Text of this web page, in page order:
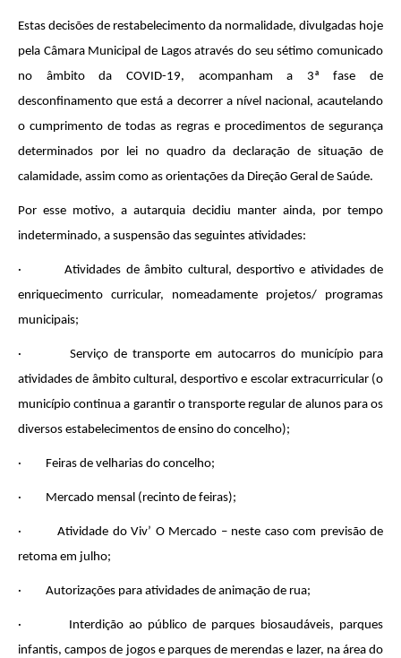
Estas decisões de restabelecimento da normalidade, divulgadas hoje
pela Câmara Municipal de Lagos através do seu sétimo comunicado
no âmbito da COVID-19, acompanham a 3ª fase de
desconfinamento que está a decorrer a nível nacional, acautelando
o cumprimento de todas as regras e procedimentos de segurança
determinados por lei no quadro da declaração de situação de
calamidade, assim como as orientações da Direção Geral de Saúde.
Por esse motivo, a autarquia decidiu manter ainda, por tempo
indeterminado, a suspensão das seguintes atividades:
· Atividades de âmbito cultural, desportivo e atividades de
enriquecimento curricular, nomeadamente projetos/ programas
municipais;
· Serviço de transporte em autocarros do município para
atividades de âmbito cultural, desportivo e escolar extracurricular (o
município continua a garantir o transporte regular de alunos para os
diversos estabelecimentos de ensino do concelho);
· Feiras de velharias do concelho;
· Mercado mensal (recinto de feiras);
· Atividade do Viv’ O Mercado – neste caso com previsão de
retoma em julho;
· Autorizações para atividades de animação de rua;
· Interdição ao público de parques biosaudáveis, parques
infantis, campos de jogos e parques de merendas e lazer, na área do